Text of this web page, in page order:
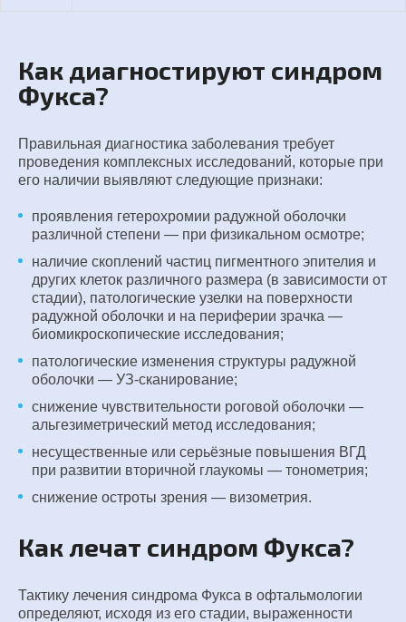
Как диагностируют синдром
Фукса?
Правильная диагностика заболевания требует
проведения комплексных исследований, которые при
его наличии выявляют следующие признаки:
проявления гетерохромии радужной оболочки
различной степени — при физикальном осмотре;
наличие скоплений частиц пигментного эпителия и
других клеток различного размера (в зависимости от
стадии), патологические узелки на поверхности
радужной оболочки и на периферии зрачка —
биомикроскопические исследования;
патологические изменения структуры радужной
оболочки — УЗ-сканирование;
снижение чувствительности роговой оболочки —
альгезиметрический метод исследования;
несущественные или серьёзные повышения ВГД
при развитии вторичной глаукомы — тонометрия;
снижение остроты зрения — визометрия.
Как лечат синдром Фукса?
Тактику лечения синдрома Фукса в офтальмологии
определяют, исходя из его стадии, выраженности